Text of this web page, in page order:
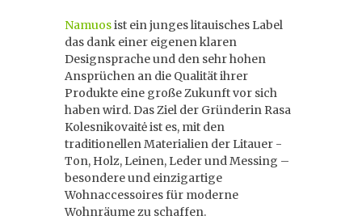
Namuosist ein junges litauisches Label
das dank einer eigenen klaren
Designsprache und den sehr hohen
Ansprüchen an die Qualität ihrer
Produkte eine große Zukunft vor sich
haben wird. Das Ziel der Gründerin Rasa
Kolesnikovaitė ist es, mit den
traditionellen Materialien der Litauer -
Ton, Holz, Leinen, Leder und Messing –
besondere und einzigartige
Wohnaccessoires für moderne
Wohnräume zu schaffen.